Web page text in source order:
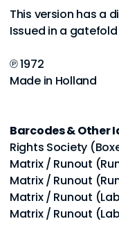
This version has a
Issued in a
℗ 1972
Made in Holland
Barcodes & Other
Rights Society
Matrix / Runout
Matrix / Runout
Matrix / Runout
Matrix / Runout